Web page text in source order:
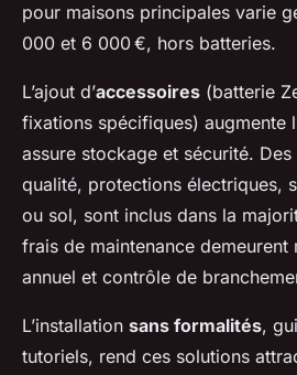
pour maisons principales varie
000 et 6 000 €, hors batteries.
L’ajout d’accessoires (batterie
fixations spécifiques) augmente
assure stockage et sécurité.
qualité, protections électriques,
ou sol, sont inclus dans la
frais de maintenance demeurent
annuel et contrôle de
L’installation sans formalités,
tutoriels, rend ces solutions